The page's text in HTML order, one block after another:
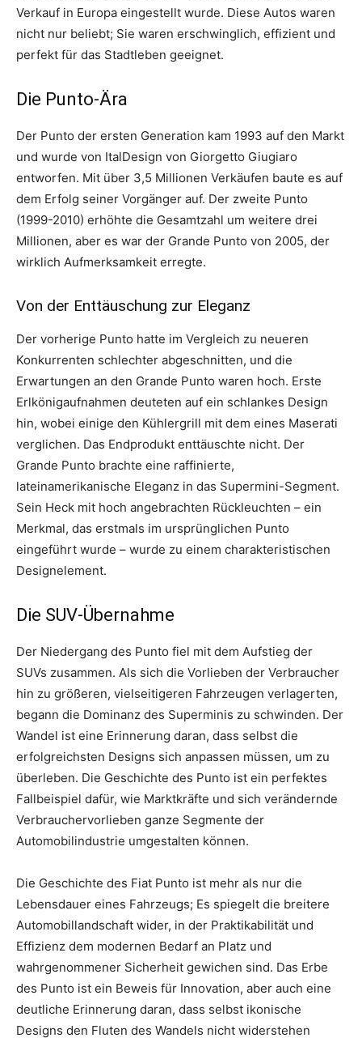
Verkauf in Europa eingestellt wurde. Diese Autos waren
nicht nur beliebt; Sie waren erschwinglich, effizient und
perfekt für das Stadtleben geeignet.
Die Punto-Ära
Der Punto der ersten Generation kam 1993 auf den Markt
und wurde von ItalDesign von Giorgetto Giugiaro
entworfen. Mit über 3,5 Millionen Verkäufen baute es auf
dem Erfolg seiner Vorgänger auf. Der zweite Punto
(1999-2010) erhöhte die Gesamtzahl um weitere drei
Millionen, aber es war der Grande Punto von 2005, der
wirklich Aufmerksamkeit erregte.
Von der Enttäuschung zur Eleganz
Der vorherige Punto hatte im Vergleich zu neueren
Konkurrenten schlechter abgeschnitten, und die
Erwartungen an den Grande Punto waren hoch. Erste
Erlkönigaufnahmen deuteten auf ein schlankes Design
hin, wobei einige den Kühlergrill mit dem eines Maserati
verglichen. Das Endprodukt enttäuschte nicht. Der
Grande Punto brachte eine raffinierte,
lateinamerikanische Eleganz in das Supermini-Segment.
Sein Heck mit hoch angebrachten Rückleuchten – ein
Merkmal, das erstmals im ursprünglichen Punto
eingeführt wurde – wurde zu einem charakteristischen
Designelement.
Die SUV-Übernahme
Der Niedergang des Punto fiel mit dem Aufstieg der
SUVs zusammen. Als sich die Vorlieben der Verbraucher
hin zu größeren, vielseitigeren Fahrzeugen verlagerten,
begann die Dominanz des Superminis zu schwinden. Der
Wandel ist eine Erinnerung daran, dass selbst die
erfolgreichsten Designs sich anpassen müssen, um zu
überleben. Die Geschichte des Punto ist ein perfektes
Fallbeispiel dafür, wie Marktkräfte und sich verändernde
Verbrauchervorlieben ganze Segmente der
Automobilindustrie umgestalten können.
Die Geschichte des Fiat Punto ist mehr als nur die
Lebensdauer eines Fahrzeugs; Es spiegelt die breitere
Automobillandschaft wider, in der Praktikabilität und
Effizienz dem modernen Bedarf an Platz und
wahrgenommener Sicherheit gewichen sind. Das Erbe
des Punto ist ein Beweis für Innovation, aber auch eine
deutliche Erinnerung daran, dass selbst ikonische
Designs den Fluten des Wandels nicht widerstehen